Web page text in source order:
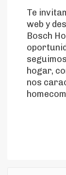
Te
web y
Bosch
hogar,
nos